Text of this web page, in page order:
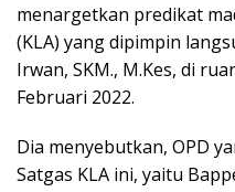
menargetkan predikat
(KLA) yang dipimpin
Irwan, SKM., M.Kes, di
Februari 2022.
Dia menyebutkan, OPD
Satgas KLA ini, yaitu